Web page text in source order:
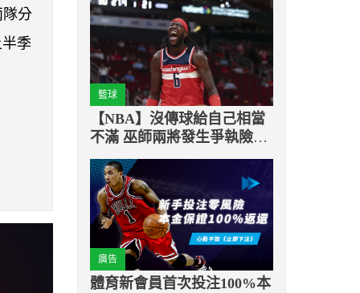
隊分
季
籃球
【NBA】沒傳球給自己相當
不滿 巫師兩將發生爭執險些
互毆
廣告
體育新會員首次投注100%本